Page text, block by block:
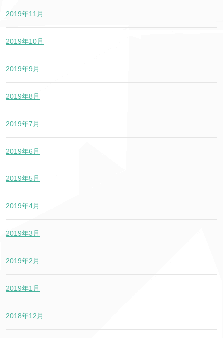
2019年11月
2019年10月
2019年9月
2019年8月
2019年7月
2019年6月
2019年5月
2019年4月
2019年3月
2019年2月
2019年1月
2018年12月